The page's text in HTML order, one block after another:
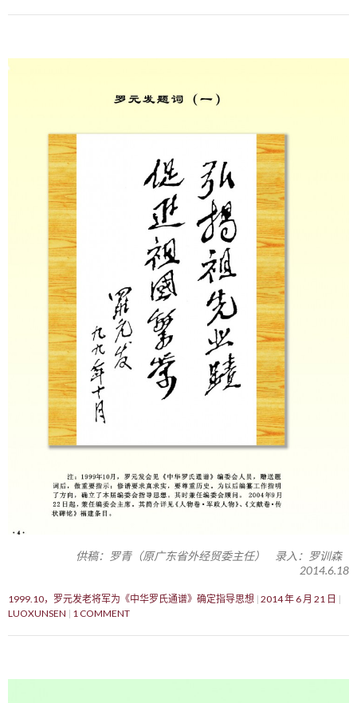
供稿：罗青（原广东省外经贸委主任） 录入：罗训森
2014.6.18
1999.10，罗元发老将军为《中华罗氏通谱》确定指导思想 2014 年 6 月 21 日
LUOXUNSEN
1 COMMENT